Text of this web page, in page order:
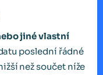
jiné vlastní
poslední řádné
než součet níže